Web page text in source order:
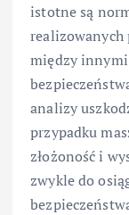
istotne są
realizowanych
między
analizy
przypadku
złożoność i
zwykle do